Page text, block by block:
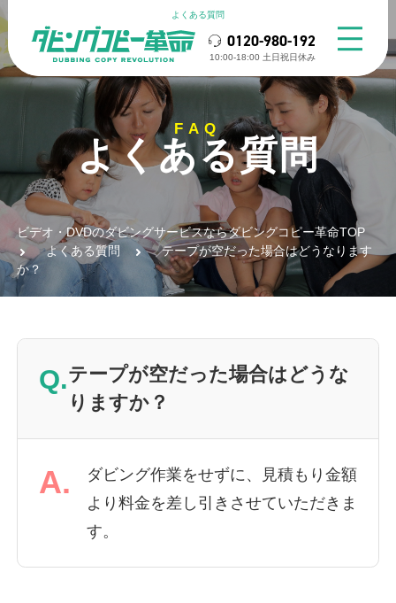
よくある質問
0120-980-192
10:00-18:00 ⼟⽇祝⽇休み
FAQ
よくある質問
ビデオ・DVDのダビングサービスならダビングコピー革命TOP
よくある質問
テープが空だった場合はどうなります
か？
Q.テープが空だった場合はどうな
りますか？
A.
ダビング作業をせずに、見積もり金額
より料金を差し引きさせていただきま
す。